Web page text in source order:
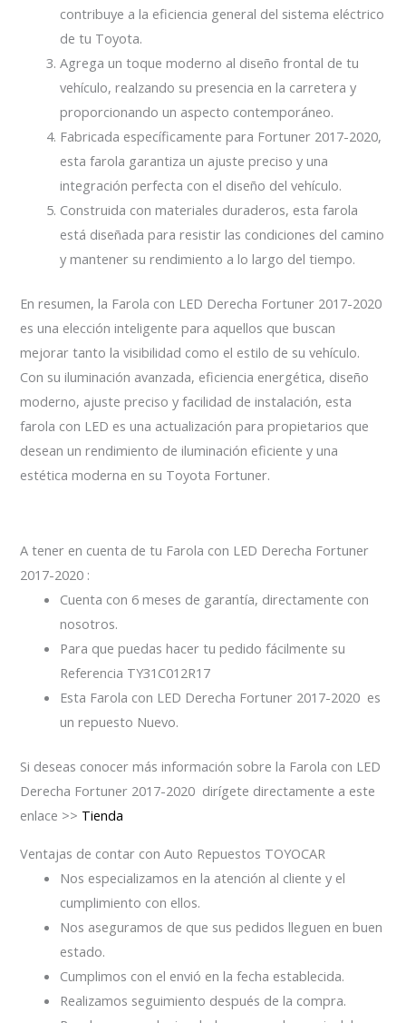
contribuye a la eficiencia general del sistema eléctrico
de tu Toyota.
Agrega un toque moderno al diseño frontal de tu
vehículo, realzando su presencia en la carretera y
proporcionando un aspecto contemporáneo.
Fabricada específicamente para Fortuner 2017-2020,
esta farola garantiza un ajuste preciso y una
integración perfecta con el diseño del vehículo.
Construida con materiales duraderos, esta farola
está diseñada para resistir las condiciones del camino
y mantener su rendimiento a lo largo del tiempo.
En resumen, la Farola con LED Derecha Fortuner 2017-2020
es una elección inteligente para aquellos que buscan
mejorar tanto la visibilidad como el estilo de su vehículo.
Con su iluminación avanzada, eficiencia energética, diseño
moderno, ajuste preciso y facilidad de instalación, esta
farola con LED es una actualización para propietarios que
desean un rendimiento de iluminación eficiente y una
estética moderna en su Toyota Fortuner.
A tener en cuenta de tu Farola con LED Derecha Fortuner
2017-2020 :
Cuenta con 6 meses de garantía, directamente con
nosotros.
Para que puedas hacer tu pedido fácilmente su
Referencia TY31C012R17
Esta Farola con LED Derecha Fortuner 2017-2020 es
un repuesto Nuevo.
Si deseas conocer más información sobre la Farola con LED
Derecha Fortuner 2017-2020 dirígete directamente a este
enlace >> Tienda
Ventajas de contar con Auto Repuestos TOYOCAR
Nos especializamos en la atención al cliente y el
cumplimiento con ellos.
Nos aseguramos de que sus pedidos lleguen en buen
estado.
Cumplimos con el envió en la fecha establecida.
Realizamos seguimiento después de la compra.